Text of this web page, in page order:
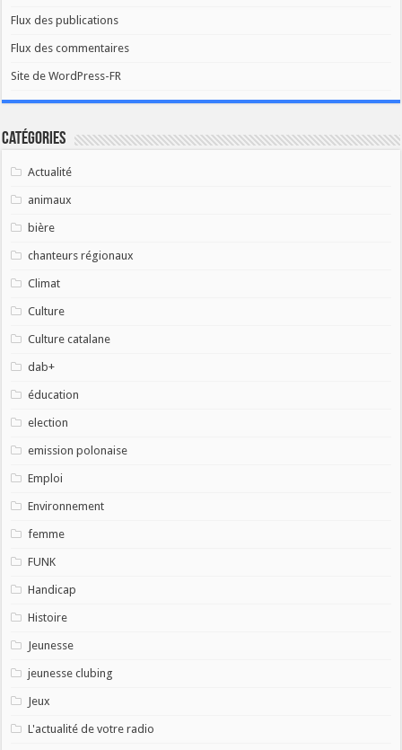
Flux des publications
Flux des commentaires
Site de WordPress-FR
Catégories
Actualité
animaux
bière
chanteurs régionaux
Climat
Culture
Culture catalane
dab+
éducation
election
emission polonaise
Emploi
Environnement
femme
FUNK
Handicap
Histoire
Jeunesse
jeunesse clubing
Jeux
L'actualité de votre radio